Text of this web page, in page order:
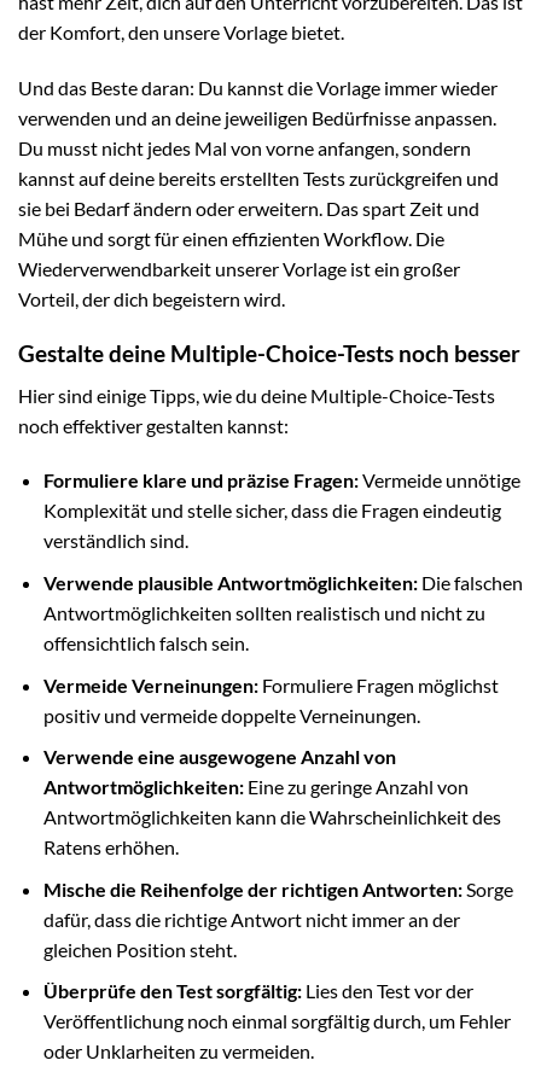
der Komfort, den unsere Vorlage bietet.
Und das Beste daran: Du kannst die Vorlage immer wieder
verwenden und an deine jeweiligen Bedürfnisse anpassen.
Du musst nicht jedes Mal von vorne anfangen, sondern
kannst auf deine bereits erstellten Tests zurückgreifen und
sie bei Bedarf ändern oder erweitern. Das spart Zeit und
Mühe und sorgt für einen effizienten Workflow. Die
Wiederverwendbarkeit unserer Vorlage ist ein großer
Vorteil, der dich begeistern wird.
Gestalte deine Multiple-Choice-Tests noch besser
Hier sind einige Tipps, wie du deine Multiple-Choice-Tests
noch effektiver gestalten kannst:
Formuliere klare und präzise Fragen:Vermeide unnötige
Komplexität und stelle sicher, dass die Fragen eindeutig
verständlich sind.
Verwende plausible Antwortmöglichkeiten:Die falschen
Antwortmöglichkeiten sollten realistisch und nicht zu
offensichtlich falsch sein.
Vermeide Verneinungen:Formuliere Fragen möglichst
positiv und vermeide doppelte Verneinungen.
Verwende eine ausgewogene Anzahl von
Antwortmöglichkeiten:Eine zu geringe Anzahl von
Antwortmöglichkeiten kann die Wahrscheinlichkeit des
Ratens erhöhen.
Mische die Reihenfolge der richtigen Antworten:Sorge
dafür, dass die richtige Antwort nicht immer an der
gleichen Position steht.
Überprüfe den Test sorgfältig:Lies den Test vor der
Veröffentlichung noch einmal sorgfältig durch, um Fehler
oder Unklarheiten zu vermeiden.